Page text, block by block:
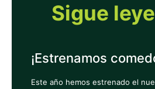
Sigue
¡Estrenamos
Este año hemos estrenado el